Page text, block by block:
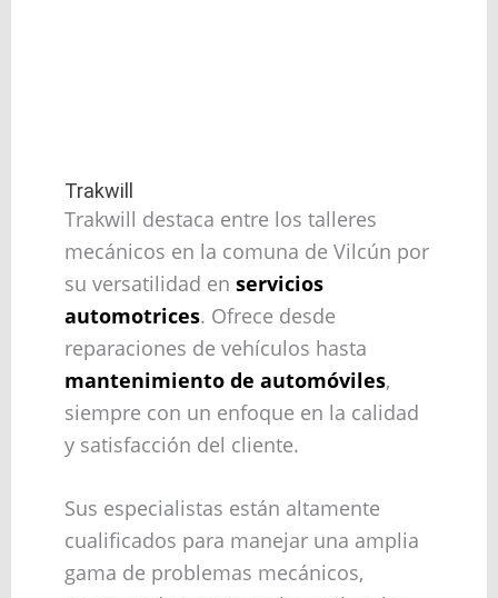
Trakwill
Trakwill destaca entre los talleres
mecánicos en la comuna de Vilcún por
su versatilidad en servicios
automotrices. Ofrece desde
reparaciones de vehículos hasta
mantenimiento de automóviles,
siempre con un enfoque en la calidad
y satisfacción del cliente.
Sus especialistas están altamente
cualificados para manejar una amplia
gama de problemas mecánicos,